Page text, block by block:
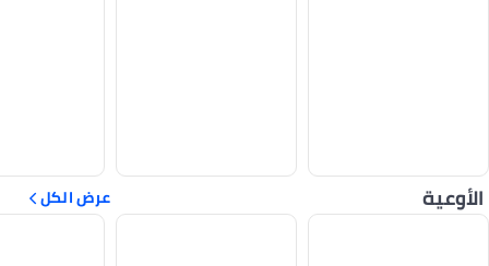
الأوعية عرض الكل